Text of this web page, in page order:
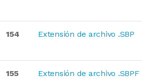
154 Extensión de archivo .SBP
155 Extensión de archivo .SBPF